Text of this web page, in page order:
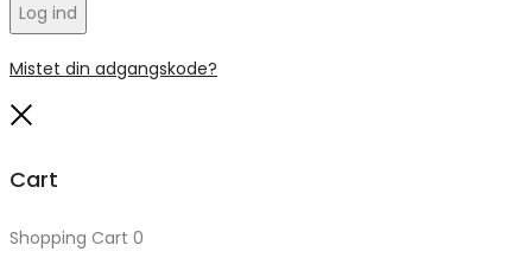
Log ind
Mistet din adgangskode?
Cart
Shopping Cart 0